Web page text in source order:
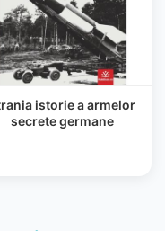
istorie a armelor
secrete germane